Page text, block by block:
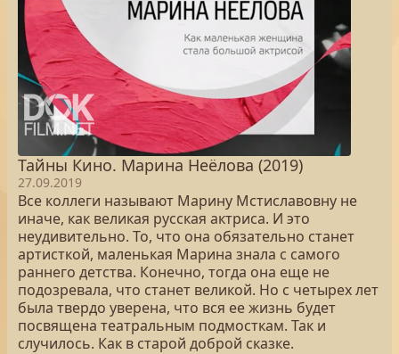
Тайны Кино. Марина Неёлова (2019)
27.09.2019
Все коллеги называют Марину Мстиславовну не
иначе, как великая русская актриса. И это
неудивительно. То, что она обязательно станет
артисткой, маленькая Марина знала с самого
раннего детства. Конечно, тогда она еще не
подозревала, что станет великой. Но с четырех лет
была твердо уверена, что вся ее жизнь будет
посвящена театральным подмосткам. Так и
случилось. Как в старой доброй сказке.